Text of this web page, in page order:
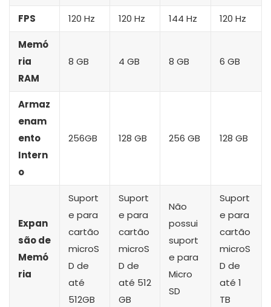
FPS 120 Hz 120 Hz 144 Hz 120 Hz
Memó
ria
RAM
8 GB 4 GB 8 GB 6 GB
Armaz
enam
ento
Intern
o
256GB 128 GB 256 GB 128 GB
Expan
são de
Memó
ria
Suport
e para
cartão
microS
D de
até
512GB
Suport
e para
cartão
microS
D de
até 512
GB
Não
possui
suport
e para
Micro
SD
Suport
e para
cartão
microS
D de
até 1
TB